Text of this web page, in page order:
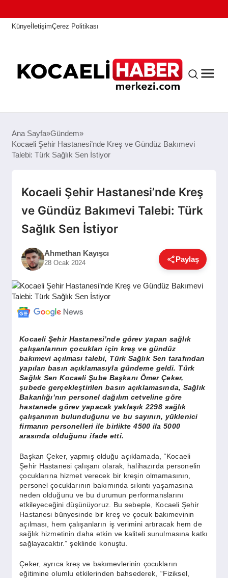
KünyeİletişimÇerez Politikası
ANASAYFA
EĞITIM
EKONOMI
DÜNYA
SAĞLIK
SPOR
YAŞAM
Ana Sayfa Gündem
Kocaeli Şehir Hastanesi’nde Kreş ve Gündüz Bakımevi
Talebi: Türk Sağlık Sen İstiyor
Kocaeli Şehir Hastanesi’nde Kreş
ve Gündüz Bakımevi Talebi: Türk
Sağlık Sen İstiyor
Ahmethan Kayışcı
28 Ocak 2024 Paylaş
Kocaeli Şehir Hastanesi’nde görev yapan sağlık
çalışanlarının çocukları için kreş ve gündüz
bakımevi açılması talebi, Türk Sağlık Sen tarafından
yapılan basın açıklamasıyla gündeme geldi. Türk
Sağlık Sen Kocaeli Şube Başkanı Ömer Çeker,
şubede gerçekleştirilen basın açıklamasında, Sağlık
Bakanlığı’nın personel dağılım cetveline göre
hastanede görev yapacak yaklaşık 2298 sağlık
çalışanının bulunduğunu ve bu sayının, yüklenici
firmanın personelleri ile birlikte 4500 ila 5000
arasında olduğunu ifade etti.
Başkan Çeker, yapmış olduğu açıklamada, “Kocaeli
Şehir Hastanesi çalışanı olarak, halihazırda personelin
çocuklarına hizmet verecek bir kreşin olmamasının,
personel çocuklarının bakımında sıkıntı yaşamasına
neden olduğunu ve bu durumun performanslarını
etkileyeceğini düşünüyoruz. Bu sebeple, Kocaeli Şehir
Hastanesi bünyesinde bir kreş ve çocuk bakımevinin
açılması, hem çalışanların iş verimini artıracak hem de
sağlık hizmetinin daha etkin ve kaliteli sunulmasına katkı
sağlayacaktır.” şeklinde konuştu.
Çeker, ayrıca kreş ve bakımevlerinin çocukların
eğitimine olumlu etkilerinden bahsederek, “Fiziksel,